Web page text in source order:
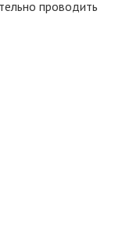
проводить